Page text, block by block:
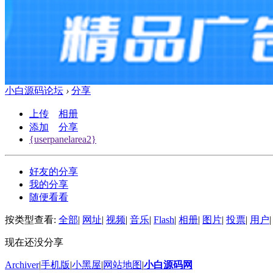
小白源码论坛 › 分享
上传
相册
添加
分享
{userpanelarea2}
好友的分享
我的分享
随便看看
按类型查看: 全部 网址 视频 音乐 Flash 相册 图片 投票 用户
现在还没分享
Archiver|手机版 小黑屋 网站地图 小白源码网